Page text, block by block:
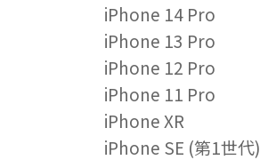
iPhone 14 Pro
iPhone 13 Pro
iPhone 12 Pro
iPhone 11 Pro
iPhone XR
iPhone SE (第1世代)